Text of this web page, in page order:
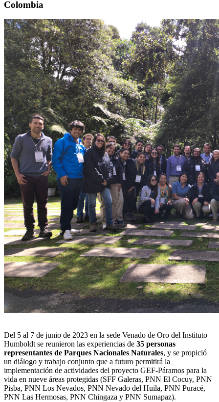
Colombia
Del 5 al 7 de junio de 2023 en la sede Venado de Oro del Instituto
Humboldt se reunieron las experiencias de 35 personas
representantes de Parques Nacionales Naturales, y se propició
un diálogo y trabajo conjunto que a futuro permitirá la
implementación de actividades del proyecto GEF-Páramos para la
vida en nueve áreas protegidas (SFF Galeras, PNN El Cocuy, PNN
Pisba, PNN Los Nevados, PNN Nevado del Huila, PNN Puracé,
PNN Las Hermosas, PNN Chingaza y PNN Sumapaz).